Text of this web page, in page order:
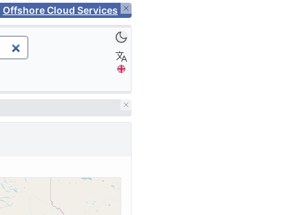
Offshore Cloud Services